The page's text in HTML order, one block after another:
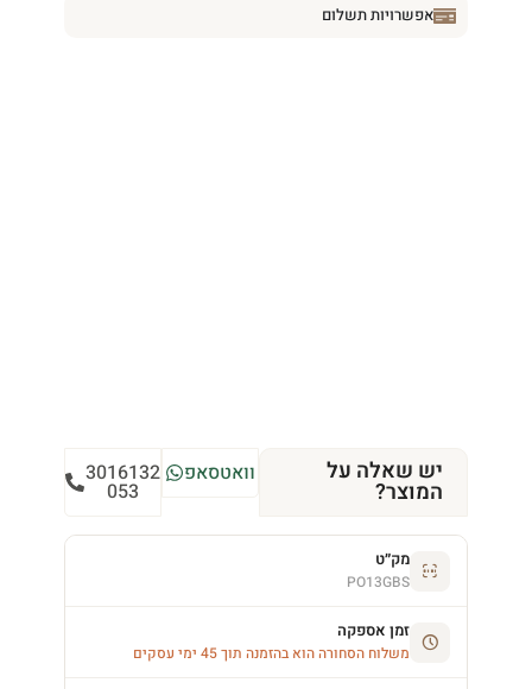
אפשרויות תשלום
יש שאלה על
המוצר?
וואטסאפ 3016132
053
מק״ט
PO13GBS
זמן אספקה
משלוח הסחורה הוא בהזמנה תוך 45 ימי עסקים